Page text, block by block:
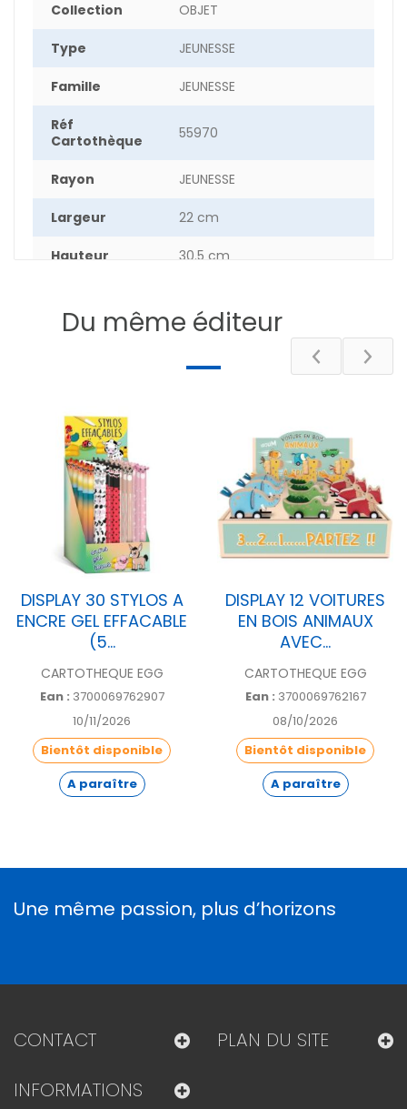
Collection OBJET
Type JEUNESSE
Famille JEUNESSE
Réf
Cartothèque
55970
Rayon JEUNESSE
Largeur 22 cm
Hauteur 30.5 cm
Poids 68.9 g
DESCRIPTIF
Du même éditeur
DISPLAY 30 STYLOS A
ENCRE GEL EFFACABLE
(5...
CARTOTHEQUE EGG
Ean : 3700069762907
10/11/2026
Bientôt disponible
A paraître
DISPLAY 12 VOITURES
EN BOIS ANIMAUX
AVEC...
CARTOTHEQUE EGG
Ean : 3700069762167
08/10/2026
Bientôt disponible
A paraître
Une même passion, plus d’horizons
CONTACT
PLAN DU SITE
INFORMATIONS